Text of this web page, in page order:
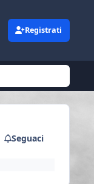
Registrati
Seguaci